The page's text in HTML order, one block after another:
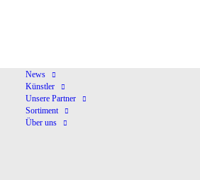
News
Künstler
Unsere Partner
Sortiment
Über uns